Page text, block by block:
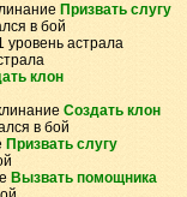
Призвать слугу
в бой
астрала
клон
Создать клон
в бой
Призвать слугу
Вызвать помощника